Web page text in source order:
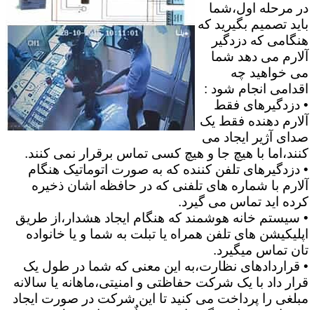
در مرحله اول،شما
باید تصمیم بگیرید که
هنگامی که دزدگیر
آلارم می دهد شما
می خواهید چه
اقدامی انجام شود :
• دزدگیرهای فقط
آلارم دهنده فقط یک
صدای آژیر ایجاد می
کنند،اما با هیچ جا و هیچ کسی تماس برقرار نمی کنند.
• دزدگیرهای تلفن کننده که به صورت اتوماتیک هنگام
آلارم با شماره های تلفنی که در حافظه اشان ذخیره
کرده اید تماس می گیرد.
• سیستم خانه هوشمند که هنگام ایجاد هشدار،از طریق
اپلیکیشن های تلفن همراه یا تبلت به شما و یا خانواده
تان تماس میگیرد.
• قراردادهای نظارت،به این معنی که شما در طول یک
قرار داد با یک شرکت حفاظتی و امنیتی،ماهانه یا سالانه
مبلغی را پرداخت می کنید تا این شرکت در صورت ایجاد